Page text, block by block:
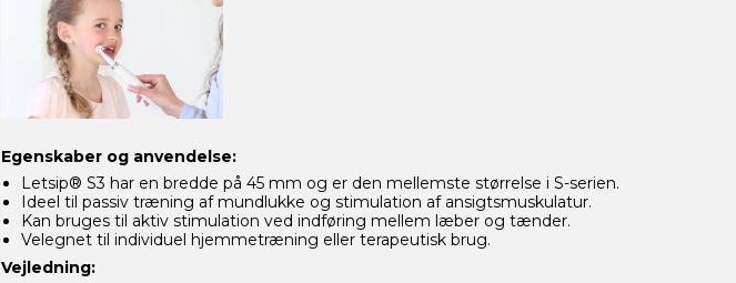
Egenskaber og anvendelse:
Letsip® S3 har en bredde på 45 mm og er den mellemste størrelse i S-serien.
Ideel til passiv træning af mundlukke og stimulation af ansigtsmuskulatur.
Kan bruges til aktiv stimulation ved indføring mellem læber og tænder.
Velegnet til individuel hjemmetræning eller terapeutisk brug.
Vejledning: